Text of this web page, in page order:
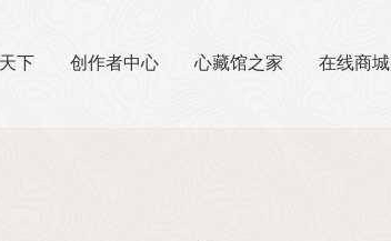
下 创作者中心 心藏馆之家 在线商城